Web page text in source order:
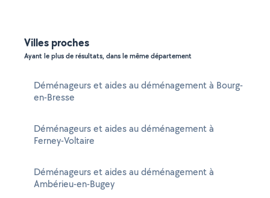
Villes proches
Ayant le plus de résultats, dans le même département
Déménageurs et aides au déménagement à Bourg-
en-Bresse
Déménageurs et aides au déménagement à
Ferney-Voltaire
Déménageurs et aides au déménagement à
Ambérieu-en-Bugey